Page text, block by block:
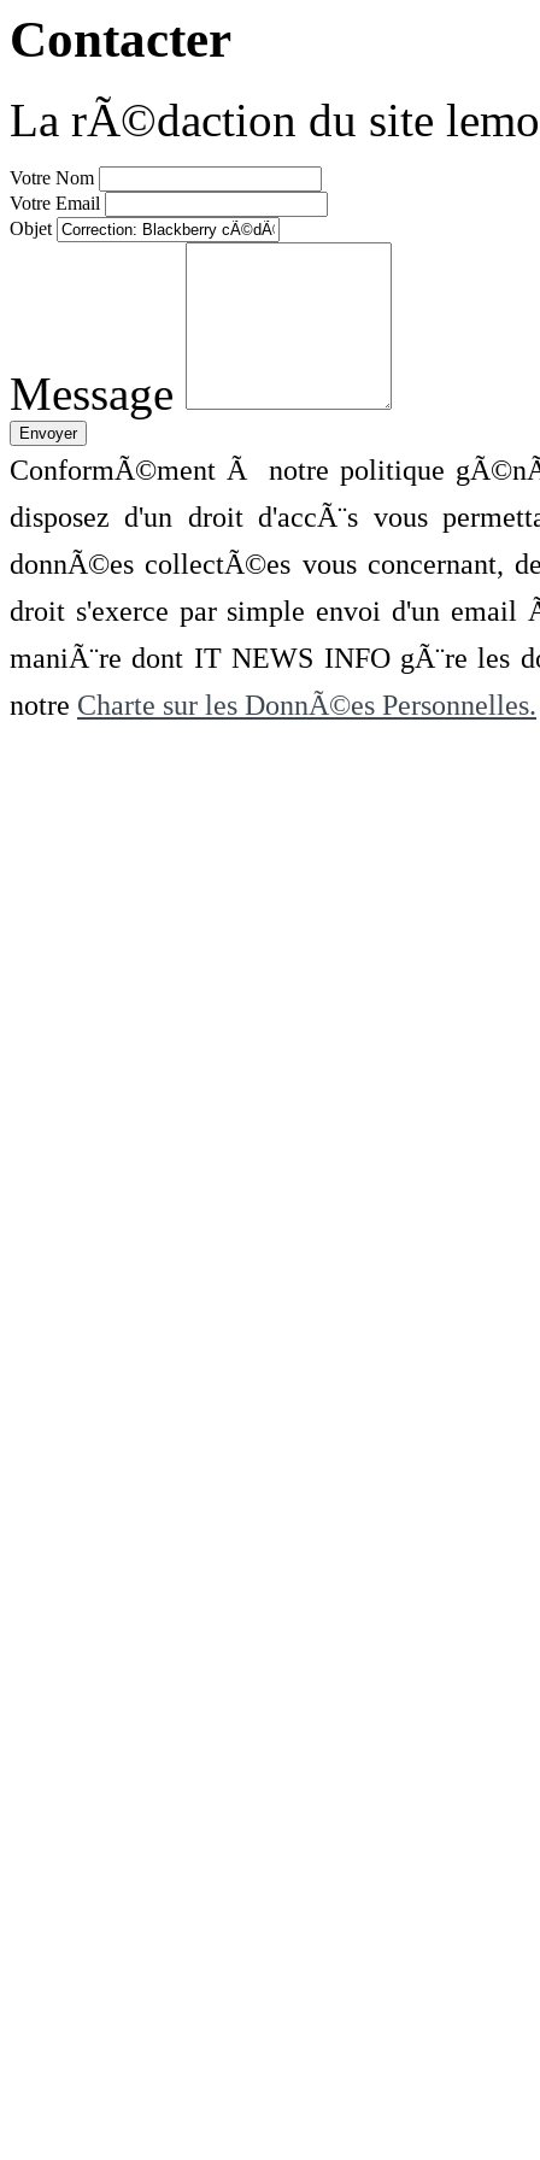
Contacter
La rÃ©daction du site
Votre Nom
Votre Email
Objet
Message
ConformÃ©ment Ã notre politique
disposez d'un droit d'accÃ¨s vous
donnÃ©es collectÃ©es vous concernant,
droit s'exerce par simple envoi d'un
maniÃ¨re dont IT NEWS INFO gÃ¨re les
notre Charte sur les DonnÃ©es Personnelles.